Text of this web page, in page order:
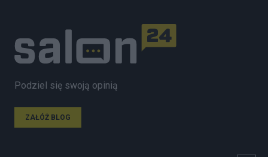
Podziel się swoją opinią
ZAŁÓŻ BLOG